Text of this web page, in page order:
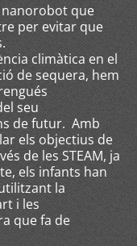
que
per evitar que
climàtica en el
de sequera, hem
seu
de futur. Amb
els objectius de
de les STEAM, ja
els infants han
la
i les
que fa de